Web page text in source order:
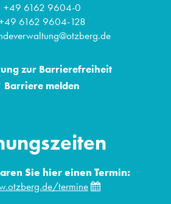
+49 6162 9604-0
6162 9604-128
zur Barrierefreiheit
Barriere melden
Sie hier einen Termin:
termine